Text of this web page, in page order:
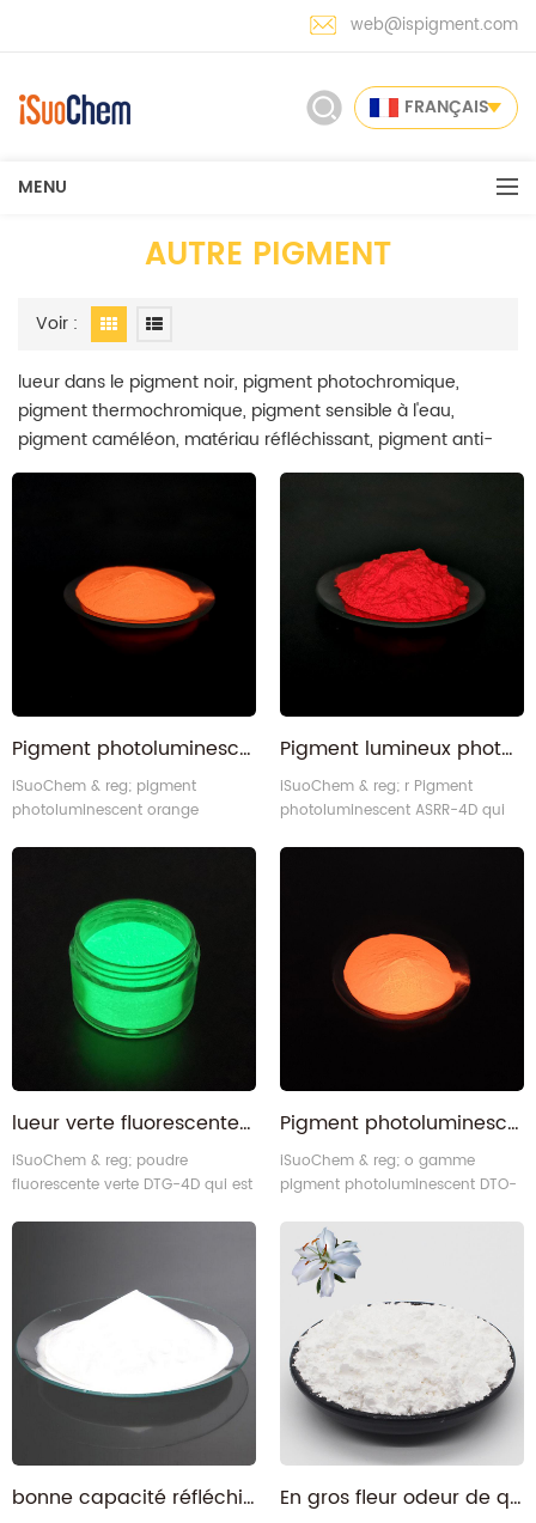
web@ispigment.com
FRANÇAIS
MENU
AUTRE PIGMENT
Voir :
lueur dans le pigment noir, pigment photochromique,
pigment thermochromique, pigment sensible à l'eau,
pigment caméléon, matériau réfléchissant, pigment anti-
faux pigment pigmenté microcapsulé a été couvert dans
Chine. obtenir l'approvisionnement direct d'usine ici!
Pigment photoluminescent luminescent orange imperméable pour le signe de sécurité
iSuoChem & reg; pigment
photoluminescent orange
une sorte de e poudre de
SGS, ISO17514, DIN67510 Part 1-4.
Pigment lumineux photoluminescent rouge au sulfure de zinc pour injection plastique
iSuoChem & reg; r Pigment
photoluminescent ASRR-4D qui
stockage nergy, est certifié par
lueur verte fluorescente absorbante rapide dans la poudre sombre
iSuoChem & reg; poudre
fluorescente verte DTG-4D qui est
stockage nergy, est certifié par
Pigment photoluminescent orange fluorescent haute luminosité
iSuoChem & reg; o gamme
pigment photoluminescent DTO-
de stockage nergy, est certifié par
SGS, ISO17514, DIN67510 Part 1-4.
bonne capacité réfléchissante blanc poudre de pigment réfléchissant En gros fleur odeur de qualité alimentaire parfum poudre de pigment